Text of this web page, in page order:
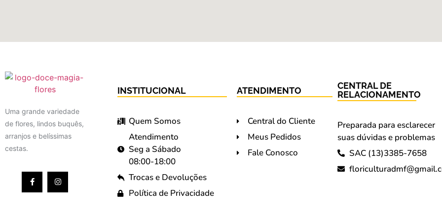
Uma grande variedade
de flores, lindos buquês,
arranjos e belíssimas
cestas.
INSTITUCIONAL
Quem Somos
Atendimento
Seg a Sábado
08:00-18:00
Trocas e Devoluções
Política de Privacidade
ATENDIMENTO
Central do Cliente
Meus Pedidos
Fale Conosco
CENTRAL DE
RELACIONAMENTO
Preparada para esclarecer
suas dúvidas e problemas
SAC (13)3385-7658